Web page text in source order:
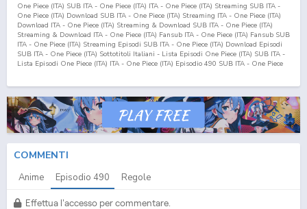
One Piece (ITA) SUB ITA - One Piece (ITA) ITA - One Piece (ITA) Streaming SUB ITA -
One Piece (ITA) Download SUB ITA - One Piece (ITA) Streaming ITA - One Piece (ITA)
Download ITA - One Piece (ITA) Streaming & Download SUB ITA - One Piece (ITA)
Streaming & Download ITA - One Piece (ITA) Fansub ITA - One Piece (ITA) Fansub SUB
ITA - One Piece (ITA) Streaming Episodi SUB ITA - One Piece (ITA) Download Episodi
SUB ITA - One Piece (ITA) Sottotitoli Italiani - Lista Episodi One Piece (ITA) SUB ITA -
Lista Episodi One Piece (ITA) ITA - One Piece (ITA) Episodio 490 SUB ITA - One Piece
COMMENTI
Anime Episodio 490 Regole
Effettua l'accesso per commentare.